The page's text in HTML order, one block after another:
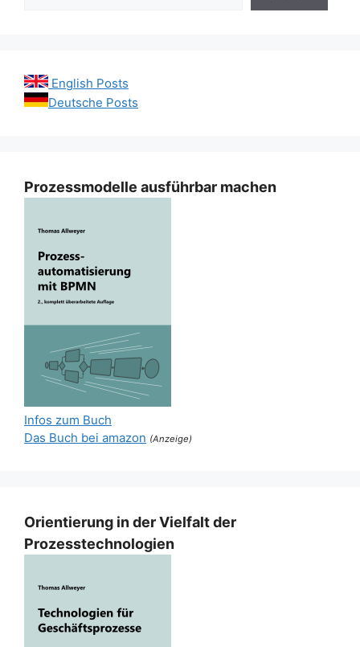
English Posts
Deutsche Posts
Prozessmodelle ausführbar machen
Infos zum Buch
Das Buch bei amazon (Anzeige)
Orientierung in der Vielfalt der
Prozesstechnologien